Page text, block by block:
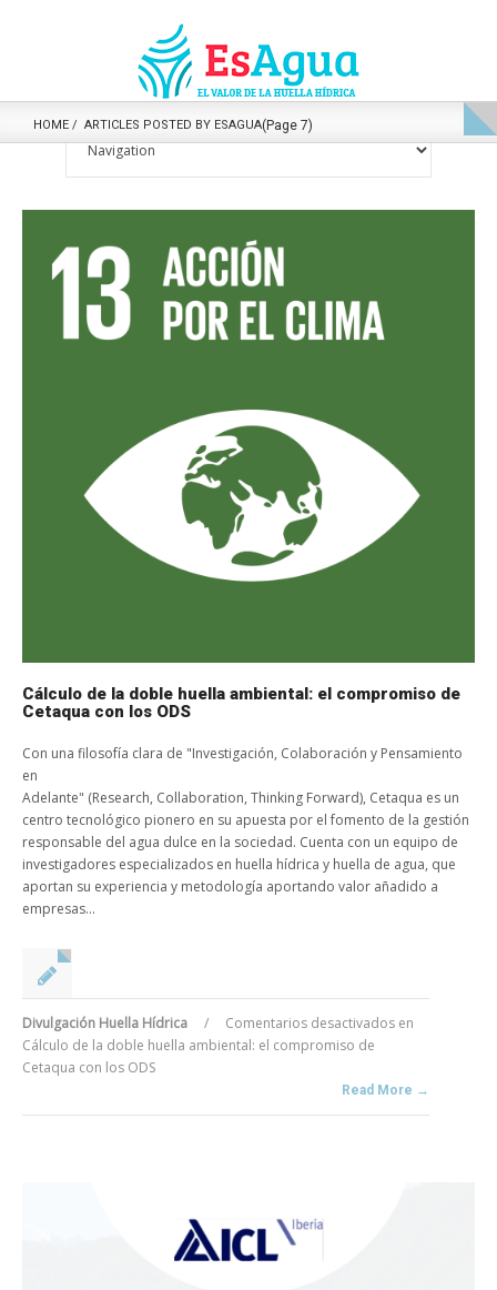
HOME ARTICLES POSTED BY ESAGUA(Page 7)
Cálculo de la doble huella ambiental: el compromiso de
Cetaqua con los ODS
Con una filosofía clara de "Investigación, Colaboración y Pensamiento
en
Adelante" (Research, Collaboration, Thinking Forward), Cetaqua es un
centro tecnológico pionero en su apuesta por el fomento de la gestión
responsable del agua dulce en la sociedad. Cuenta con un equipo de
investigadores especializados en huella hídrica y huella de agua, que
aportan su experiencia y metodología aportando valor añadido a
empresas...
Divulgación Huella Hídrica / Comentarios desactivados en
Cálculo de la doble huella ambiental: el compromiso de
Cetaqua con los ODS
Read More →